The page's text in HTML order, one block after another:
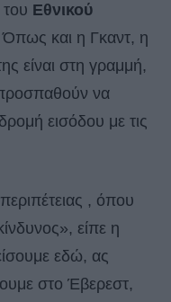
Εθνικού
Όπως και η Γκαντ, η
είναι στη γραμμή,
να
εισόδου με τις
, όπου
είπε η
εδώ, ας
στο Έβερεστ,